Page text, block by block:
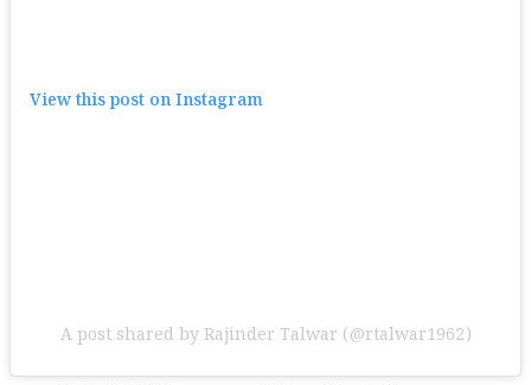
View this post on Instagram
A post shared by Rajinder Talwar (@rtalwar1962)